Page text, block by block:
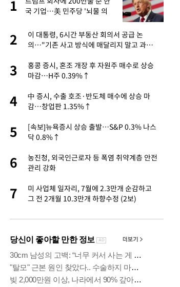
1
국 기업…美 민주당 '뇌물 의
2
이 대통령, 6시간 부동산 회의서 공급 논
의…"기존 사고 방식에 매달리지 말고 과감
3
홍콩 증시, 혼조 개장 후 자원주 매수로 상승
마감…H주 0.39%↑
4
中 증시, 수출 호조·반도체 매수에 상승 마
감…창업판 1.35%↑
5
[속보]뉴욕증시 상승 출발…S&P 0.3% 나스
닥 0.8%↑
6
농진청, 외국인근로자 등 폭염 취약계층 안전
관리 강화
7
미 사업체 일자리, 7월에 2.3만개 순감하고
그 전 2개월 10.3만개 하향수정 (2보)